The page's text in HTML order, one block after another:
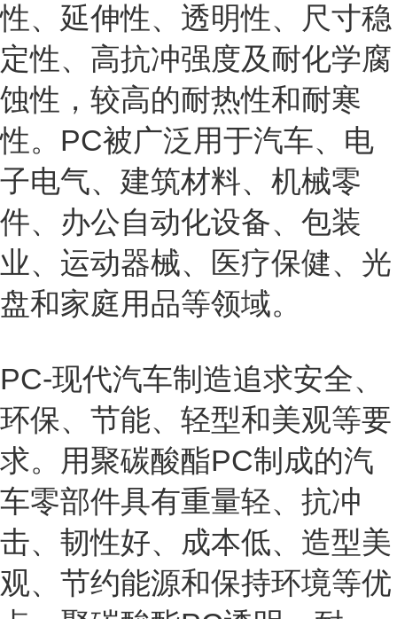
性、延伸性、透明性、尺寸稳
定性、高抗冲强度及耐化学腐
蚀性，较高的耐热性和耐寒
性。PC被广泛用于汽车、电
子电气、建筑材料、机械零
件、办公自动化设备、包装
业、运动器械、医疗保健、光
盘和家庭用品等领域。
PC-现代汽车制造追求安全、
环保、节能、轻型和美观等要
求。用聚碳酸酯PC制成的汽
车零部件具有重量轻、抗冲
击、韧性好、成本低、造型美
观、节约能源和保持环境等优